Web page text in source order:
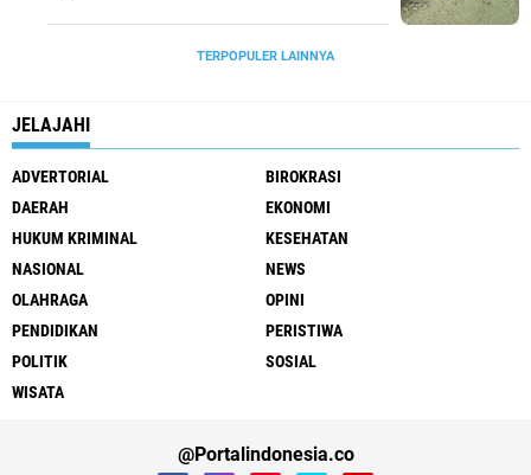
TERPOPULER LAINNYA
JELAJAHI
ADVERTORIAL
BIROKRASI
DAERAH
EKONOMI
HUKUM KRIMINAL
KESEHATAN
NASIONAL
NEWS
OLAHRAGA
OPINI
PENDIDIKAN
PERISTIWA
POLITIK
SOSIAL
WISATA
@Portalindonesia.co